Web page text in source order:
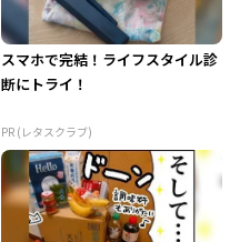
スマホで完結！ライフスタイル診
断にトライ！
PR (レタスクラブ)